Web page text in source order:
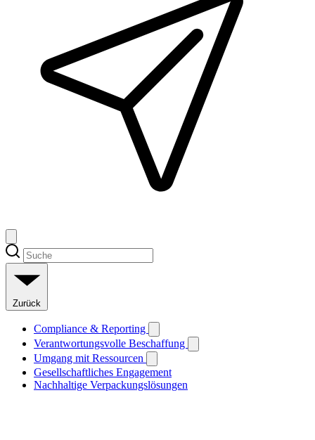
Zurück
Compliance & Reporting
Verantwortungsvolle Beschaffung
Umgang mit Ressourcen
Gesellschaftliches Engagement
Nachhaltige Verpackungslösungen